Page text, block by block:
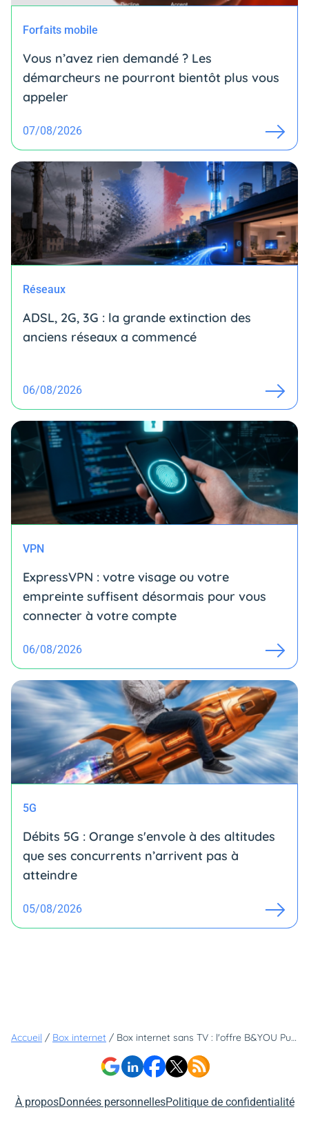
Forfaits mobile
Vous n’avez rien demandé ? Les
démarcheurs ne pourront bientôt plus vous
appeler
07/08/2026
Réseaux
ADSL, 2G, 3G : la grande extinction des
anciens réseaux a commencé
06/08/2026
VPN
ExpressVPN : votre visage ou votre
empreinte suffisent désormais pour vous
connecter à votre compte
06/08/2026
5G
Débits 5G : Orange s'envole à des altitudes
que ses concurrents n’arrivent pas à
atteindre
05/08/2026
Accueil / Box internet / Box internet sans TV : l'offre B&YOU Pure Fibre Plus met le paquet sur la vitesse et le Wi-Fi
À proposDonnées personnellesPolitique de confidentialité